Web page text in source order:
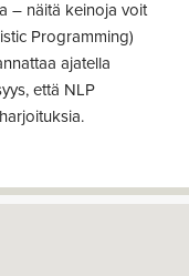
– näitä keinoja voit
Programming)
ajatella
että NLP